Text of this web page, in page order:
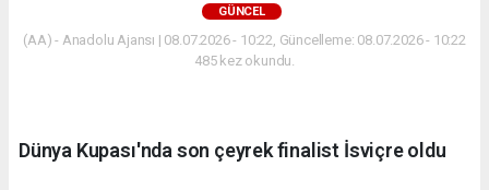
GÜNCEL
(AA) - Anadolu Ajansı | 08.07.2026 - 10:22, Güncelleme: 08.07.2026 - 10:22
485 kez okundu.
Dünya Kupası'nda son çeyrek finalist İsviçre oldu